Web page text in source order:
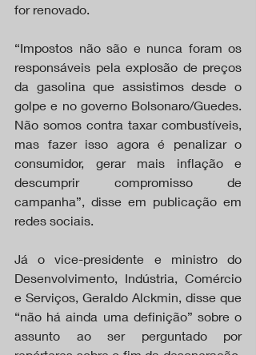
for renovado.
“Impostos não são e nunca foram os
responsáveis pela explosão de preços
da gasolina que assistimos desde o
golpe e no governo Bolsonaro/Guedes.
Não somos contra taxar combustíveis,
mas fazer isso agora é penalizar o
consumidor, gerar mais inflação e
descumprir compromisso de
campanha”, disse em publicação em
redes sociais.
Já o vice-presidente e ministro do
Desenvolvimento, Indústria, Comércio
e Serviços, Geraldo Alckmin, disse que
“não há ainda uma definição” sobre o
assunto ao ser perguntado por